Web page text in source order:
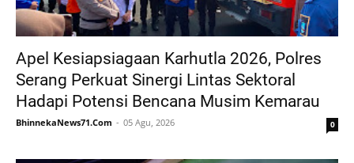
Apel Kesiapsiagaan Karhutla 2026, Polres
Serang Perkuat Sinergi Lintas Sektoral
Hadapi Potensi Bencana Musim Kemarau
BhinnekaNews71.Com 05 Agu, 2026 0